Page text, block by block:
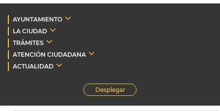
AYUNTAMIENTO
LA CIUDAD
TRÁMITES
ATENCIÓN CIUDADANA
ACTUALIDAD
Desplegar